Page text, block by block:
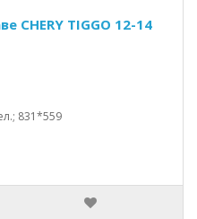
CHERY TIGGO 12-14
831*559